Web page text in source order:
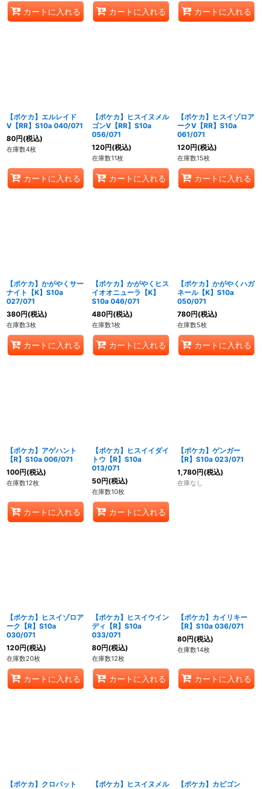
カートに入れる カートに入れる カートに入れる
【ポケカ】エルレイド
V【RR】S10a 040/071
80円(税込)
在庫数4枚
カートに入れる
【ポケカ】ヒスイヌメル
ゴンV【RR】S10a
056/071
120円(税込)
在庫数11枚
カートに入れる
【ポケカ】ヒスイゾロア
ークV【RR】S10a
061/071
120円(税込)
在庫数15枚
カートに入れる
【ポケカ】かがやくサー
ナイト【K】S10a
027/071
380円(税込)
在庫数3枚
カートに入れる
【ポケカ】かがやくヒス
イオオニューラ【K】
S10a 046/071
480円(税込)
在庫数1枚
カートに入れる
【ポケカ】かがやくハガ
ネール【K】S10a
050/071
780円(税込)
在庫数5枚
カートに入れる
【ポケカ】アゲハント
【R】S10a 006/071
100円(税込)
在庫数12枚
カートに入れる
【ポケカ】ヒスイイダイ
トウ【R】S10a
013/071
50円(税込)
在庫数10枚
カートに入れる
【ポケカ】ゲンガー
【R】S10a 023/071
1,780円(税込)
在庫なし
【ポケカ】ヒスイゾロア
ーク【R】S10a
030/071
120円(税込)
在庫数20枚
カートに入れる
【ポケカ】ヒスイウイン
ディ【R】S10a
033/071
80円(税込)
在庫数12枚
カートに入れる
【ポケカ】カイリキー
【R】S10a 036/071
80円(税込)
在庫数14枚
カートに入れる
【ポケカ】クロバット
【ポケカ】ヒスイヌメル
【ポケカ】カビゴン